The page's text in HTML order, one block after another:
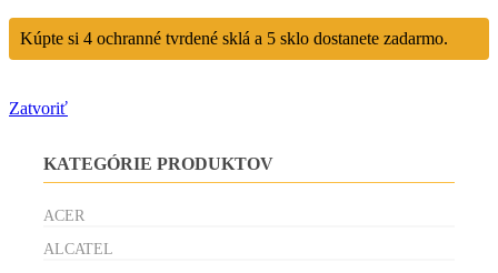
Kúpte si 4 ochranné tvrdené sklá a 5 sklo dostanete zadarmo.
Zatvoriť
KATEGÓRIE PRODUKTOV
ACER
ALCATEL